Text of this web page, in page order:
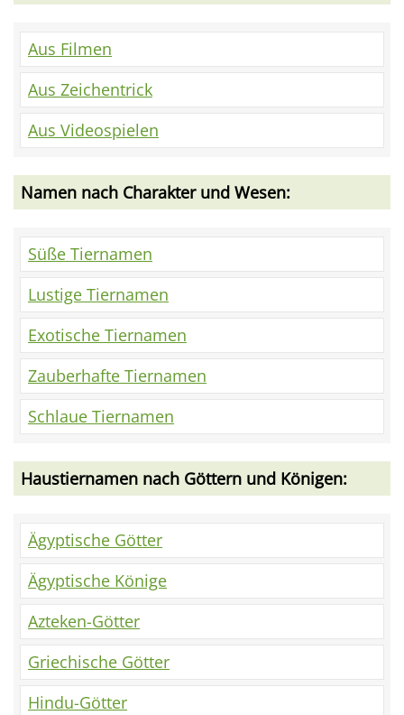
Aus Filmen
Aus Zeichentrick
Aus Videospielen
Namen nach Charakter und Wesen:
Süße Tiernamen
Lustige Tiernamen
Exotische Tiernamen
Zauberhafte Tiernamen
Schlaue Tiernamen
Haustiernamen nach Göttern und Königen:
Ägyptische Götter
Ägyptische Könige
Azteken-Götter
Griechische Götter
Hindu-Götter